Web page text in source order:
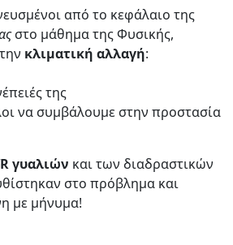
από το κεφάλαιο της
στο μάθημα της Φυσικής,
κλιματική αλλαγή:
της
να συμβάλουμε στην προστασία
γυαλιών και των διαδραστικών
στο πρόβλημα και
με μήνυμα!